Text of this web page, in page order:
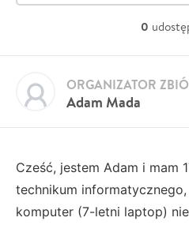
0
Adam Mada
ORGANIZATOR
Cześć, jestem Adam i mam
technikum
komputer (7-letni laptop)